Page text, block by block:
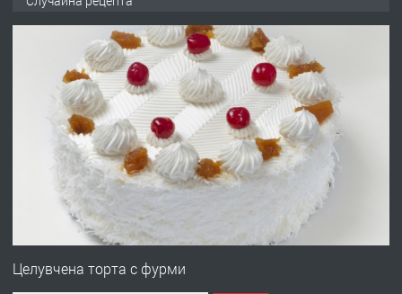
преди 1 година
Работа за общи работници
преди 1 година
Първи поход "По стъпките на Ангел
Целувчена торта с фурми